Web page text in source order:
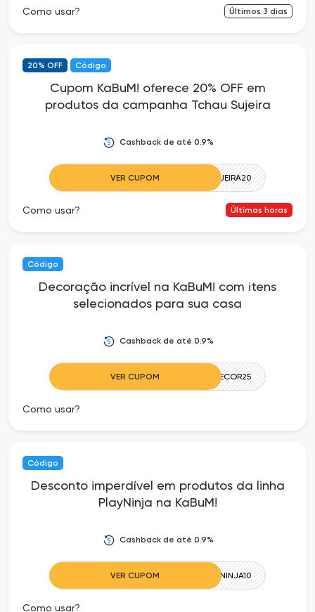
Como usar? Últimos 3 dias
20% OFF Código
Cupom KaBuM! oferece 20% OFF em
produtos da campanha Tchau Sujeira
Cashback de até 0.9%
VER CUPOM TCHAUSUJEIRA20
Como usar? Últimas horas
Código
Decoração incrível na KaBuM! com itens
selecionados para sua casa
Cashback de até 0.9%
VER CUPOM DECOR25
Como usar?
Código
Desconto imperdível em produtos da linha
PlayNinja na KaBuM!
Cashback de até 0.9%
VER CUPOM PLAYNINJA10
Como usar?